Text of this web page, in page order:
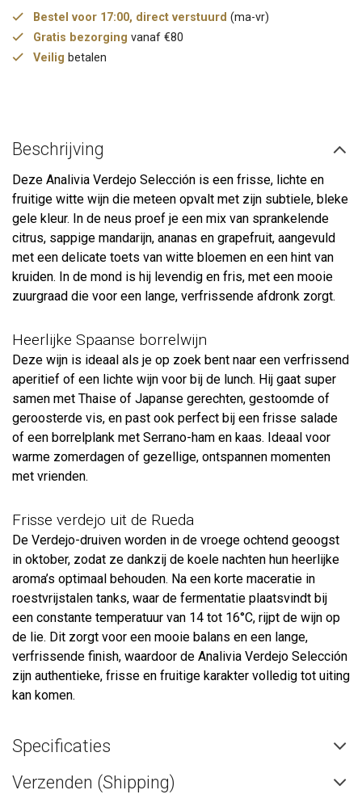
Bestel voor 17:00, direct verstuurd (ma-vr)
Gratis bezorging vanaf €80
Veilig betalen
Beschrijving
Deze Analivia Verdejo Selección is een frisse, lichte en
fruitige witte wijn die meteen opvalt met zijn subtiele, bleke
gele kleur. In de neus proef je een mix van sprankelende
citrus, sappige mandarijn, ananas en grapefruit, aangevuld
met een delicate toets van witte bloemen en een hint van
kruiden. In de mond is hij levendig en fris, met een mooie
zuurgraad die voor een lange, verfrissende afdronk zorgt.
Heerlijke Spaanse borrelwijn
Deze wijn is ideaal als je op zoek bent naar een verfrissend
aperitief of een lichte wijn voor bij de lunch. Hij gaat super
samen met Thaise of Japanse gerechten, gestoomde of
geroosterde vis, en past ook perfect bij een frisse salade
of een borrelplank met Serrano-ham en kaas. Ideaal voor
warme zomerdagen of gezellige, ontspannen momenten
met vrienden.
Frisse verdejo uit de Rueda
De Verdejo-druiven worden in de vroege ochtend geoogst
in oktober, zodat ze dankzij de koele nachten hun heerlijke
aroma’s optimaal behouden. Na een korte maceratie in
roestvrijstalen tanks, waar de fermentatie plaatsvindt bij
een constante temperatuur van 14 tot 16°C, rijpt de wijn op
de lie. Dit zorgt voor een mooie balans en een lange,
verfrissende finish, waardoor de Analivia Verdejo Selección
zijn authentieke, frisse en fruitige karakter volledig tot uiting
kan komen.
Specificaties
Verzenden (Shipping)